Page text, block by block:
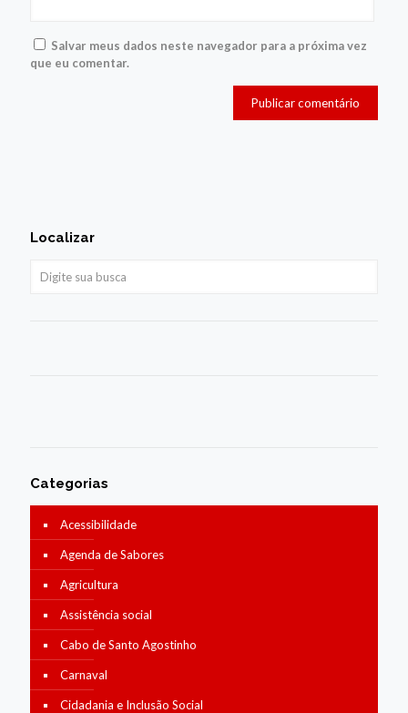
Salvar meus dados neste navegador para a próxima vez
que eu comentar.
Localizar
Categorias
Acessibilidade
Agenda de Sabores
Agricultura
Assistência social
Cabo de Santo Agostinho
Carnaval
Cidadania e Inclusão Social